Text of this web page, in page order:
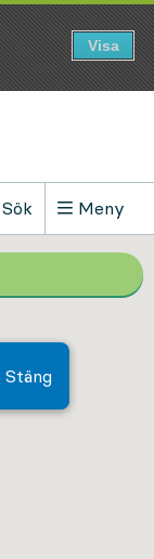
Sök
, Visa sökfältet
Meny
Stäng
Visa större
Visa